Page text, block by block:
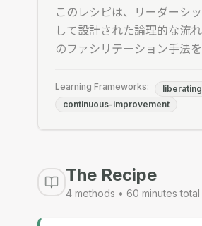
このレシピは、リーダーシ
して設計された論理的な流
のファシリテーション手法
Learning Frameworks:
continuous-improvement
The Recipe
4methods • 60 minutes total